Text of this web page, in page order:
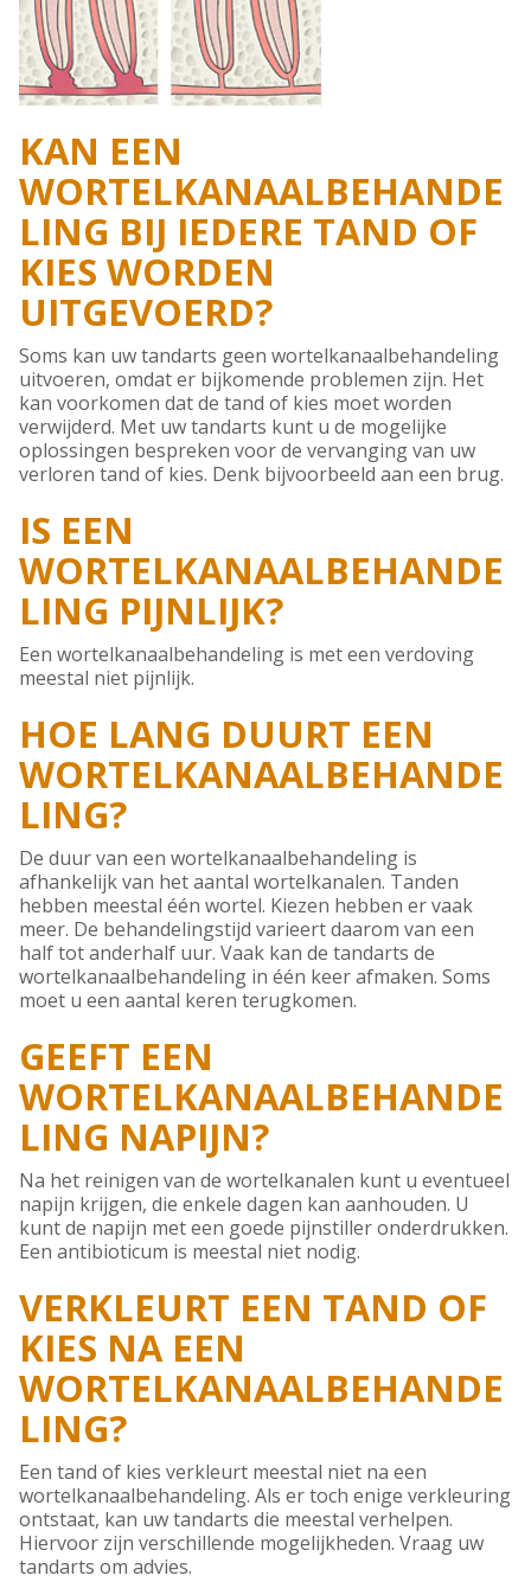
KAN EEN
WORTELKANAALBEHANDE
LING BIJ IEDERE TAND OF
KIES WORDEN
UITGEVOERD?
Soms kan uw tandarts geen wortelkanaalbehandeling
uitvoeren, omdat er bijkomende problemen zijn. Het
kan voorkomen dat de tand of kies moet worden
verwijderd. Met uw tandarts kunt u de mogelijke
oplossingen bespreken voor de vervanging van uw
verloren tand of kies. Denk bijvoorbeeld aan een brug.
IS EEN
WORTELKANAALBEHANDE
LING PIJNLIJK?
Een wortelkanaalbehandeling is met een verdoving
meestal niet pijnlijk.
HOE LANG DUURT EEN
WORTELKANAALBEHANDE
LING?
De duur van een wortelkanaalbehandeling is
afhankelijk van het aantal wortelkanalen. Tanden
hebben meestal één wortel. Kiezen hebben er vaak
meer. De behandelingstijd varieert daarom van een
half tot anderhalf uur. Vaak kan de tandarts de
wortelkanaalbehandeling in één keer afmaken. Soms
moet u een aantal keren terugkomen.
GEEFT EEN
WORTELKANAALBEHANDE
LING NAPIJN?
Na het reinigen van de wortelkanalen kunt u eventueel
napijn krijgen, die enkele dagen kan aanhouden. U
kunt de napijn met een goede pijnstiller onderdrukken.
Een antibioticum is meestal niet nodig.
VERKLEURT EEN TAND OF
KIES NA EEN
WORTELKANAALBEHANDE
LING?
Een tand of kies verkleurt meestal niet na een
wortelkanaalbehandeling. Als er toch enige verkleuring
ontstaat, kan uw tandarts die meestal verhelpen.
Hiervoor zijn verschillende mogelijkheden. Vraag uw
tandarts om advies.